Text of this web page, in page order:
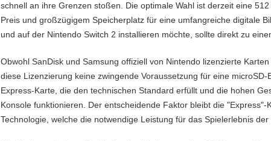
schnell an ihre Grenzen stoßen. Die optimale Wahl ist derzeit eine
Preis und großzügigem Speicherplatz für eine umfangreiche digitale
und auf der Nintendo Switch 2 installieren möchte, sollte direkt zu
Obwohl SanDisk und Samsung offiziell von Nintendo lizenzierte
diese Lizenzierung keine zwingende Voraussetzung für eine
Express-Karte, die den technischen Standard erfüllt und die hohen
Konsole funktionieren. Der entscheidende Faktor bleibt die
Technologie, welche die notwendige Leistung für das Spielerlebnis der